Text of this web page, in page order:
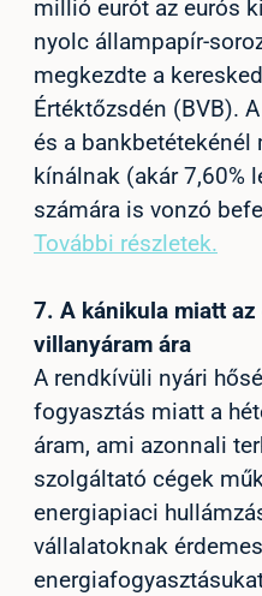
millió eurót az eurós
nyolc állampapír-
megkezdte a
Értéktőzsdén (BVB).
és a bankbetétekénél
kínálnak (akár 7,60%
számára is vonzó
További részletek.
7. A kánikula miatt
villanyáram ára
A rendkívüli nyári
fogyasztás miatt a
áram, ami azonnali
szolgáltató cégek
energiapiaci
vállalatoknak